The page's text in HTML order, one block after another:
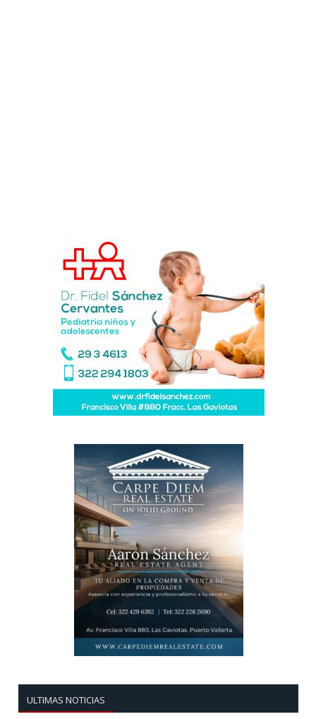
ULTIMAS NOTICIAS